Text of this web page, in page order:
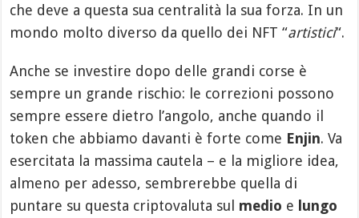
che deve a questa sua centralità la sua forza. In un
mondo molto diverso da quello dei NFT “artistici“.
Anche se investire dopo delle grandi corse è
sempre un grande rischio: le correzioni possono
sempre essere dietro l’angolo, anche quando il
token che abbiamo davanti è forte come Enjin. Va
esercitata la massima cautela – e la migliore idea,
almeno per adesso, sembrerebbe quella di
puntare su questa criptovaluta sul medio e lungo